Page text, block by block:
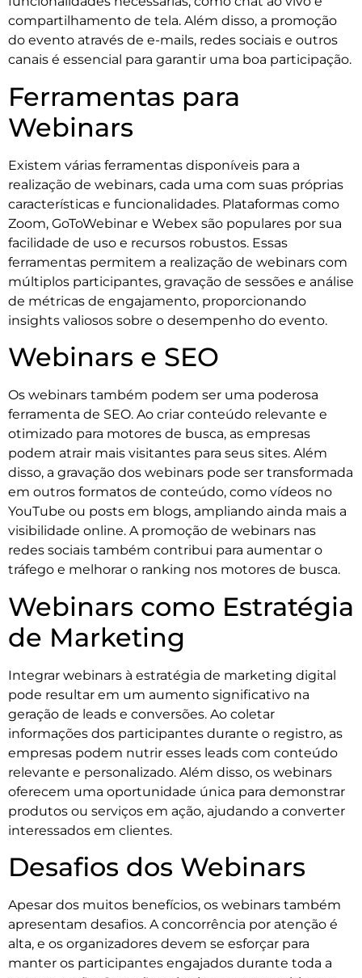
compartilhamento de tela. Além disso, a promoção
do evento através de e-mails, redes sociais e outros
canais é essencial para garantir uma boa participação.
Ferramentas para
Webinars
Existem várias ferramentas disponíveis para a
realização de webinars, cada uma com suas próprias
características e funcionalidades. Plataformas como
Zoom, GoToWebinar e Webex são populares por sua
facilidade de uso e recursos robustos. Essas
ferramentas permitem a realização de webinars com
múltiplos participantes, gravação de sessões e análise
de métricas de engajamento, proporcionando
insights valiosos sobre o desempenho do evento.
Webinars e SEO
Os webinars também podem ser uma poderosa
ferramenta de SEO. Ao criar conteúdo relevante e
otimizado para motores de busca, as empresas
podem atrair mais visitantes para seus sites. Além
disso, a gravação dos webinars pode ser transformada
em outros formatos de conteúdo, como vídeos no
YouTube ou posts em blogs, ampliando ainda mais a
visibilidade online. A promoção de webinars nas
redes sociais também contribui para aumentar o
tráfego e melhorar o ranking nos motores de busca.
Webinars como Estratégia
de Marketing
Integrar webinars à estratégia de marketing digital
pode resultar em um aumento significativo na
geração de leads e conversões. Ao coletar
informações dos participantes durante o registro, as
empresas podem nutrir esses leads com conteúdo
relevante e personalizado. Além disso, os webinars
oferecem uma oportunidade única para demonstrar
produtos ou serviços em ação, ajudando a converter
interessados em clientes.
Desafios dos Webinars
Apesar dos muitos benefícios, os webinars também
apresentam desafios. A concorrência por atenção é
alta, e os organizadores devem se esforçar para
manter os participantes engajados durante toda a